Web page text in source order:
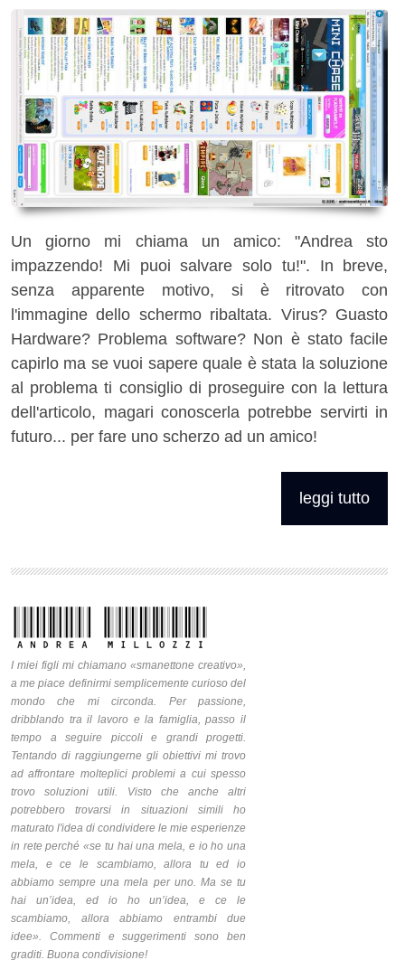
Un giorno mi chiama un amico: "Andrea sto
impazzendo! Mi puoi salvare solo tu!". In breve,
senza apparente motivo, si è ritrovato con
l'immagine dello schermo ribaltata. Virus? Guasto
Hardware? Problema software? Non è stato facile
capirlo ma se vuoi sapere quale è stata la soluzione
al problema ti consiglio di proseguire con la lettura
dell'articolo, magari conoscerla potrebbe servirti in
futuro... per fare uno scherzo ad un amico!
leggi tutto
I miei figli mi chiamano «smanettone creativo»,
a me piace definirmi semplicemente curioso del
mondo che mi circonda. Per passione,
dribblando tra il lavoro e la famiglia, passo il
tempo a seguire piccoli e grandi progetti.
Tentando di raggiungerne gli obiettivi mi trovo
ad affrontare molteplici problemi a cui spesso
trovo soluzioni utili. Visto che anche altri
potrebbero trovarsi in situazioni simili ho
maturato l'idea di condividere le mie esperienze
in rete perché «se tu hai una mela, e io ho una
mela, e ce le scambiamo, allora tu ed io
abbiamo sempre una mela per uno. Ma se tu
hai un’idea, ed io ho un’idea, e ce le
scambiamo, allora abbiamo entrambi due
idee». Commenti e suggerimenti sono ben
graditi. Buona condivisione!